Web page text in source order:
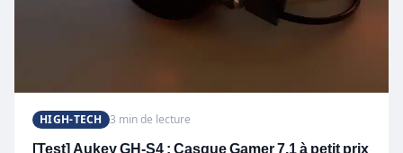
HIGH-TECH 3 min de lecture